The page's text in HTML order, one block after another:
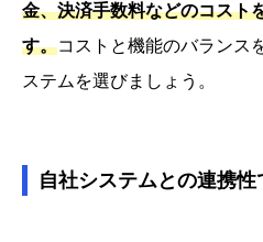
金、決済手数料などのコスト
す。コストと機能のバランス
ステムを選びましょう。
自社システムとの連携性